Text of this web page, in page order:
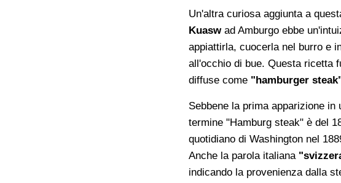
Un'altra curiosa aggiunta a
Kuaswad Amburgo ebbe
appiattirla, cuocerla nel burro e
all'occhio di bue. Questa ricetta
diffuse come "hamburger
Sebbene la prima apparizione
termine "Hamburg steak" è del
quotidiano di Washington nel
Anche la parola italiana
indicando la provenienza dalla